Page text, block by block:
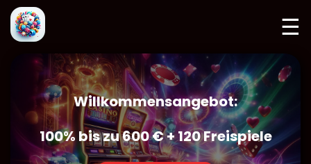
☰
Willkommensangebot:
100% bis zu 600 € + 120 Freispiele